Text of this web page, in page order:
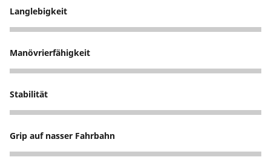
Langlebigkeit
3
Manövrierfähigkeit
4
Stabilität
5
Grip auf nasser Fahrbahn
4